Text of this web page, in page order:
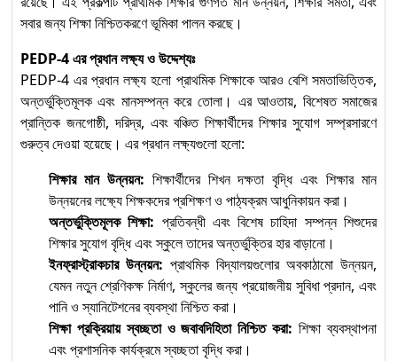
Standards অনুযায়ী Level-2
Solar Electrical System
Installation and
Maintenance (Level-1) :
Competency Standards
সবার জন্য শিক্ষা নিশ্চিতকরণে ভূমিকা পালন করছে।
PEDP-4 এর প্রধান লক্ষ্য ও উদ্দেশ্যঃ
PEDP-4 এর প্রধান লক্ষ্য হলো প্রাথমিক শিক্ষাকে আরও বেশি সমতাভিত্তিক,
অন্তর্ভুক্তিমূলক এবং মানসম্পন্ন করে তোলা। এর আওতায়, বিশেষত সমাজের
প্রান্তিক জনগোষ্ঠী, দরিদ্র, এবং বঞ্চিত শিক্ষার্থীদের শিক্ষার সুযোগ সম্প্রসারণে
গুরুত্ব দেওয়া হয়েছে। এর প্রধান লক্ষ্যগুলো হলো:
শিক্ষার মান উন্নয়ন: শিক্ষার্থীদের শিখন দক্ষতা বৃদ্ধি এবং শিক্ষার মান
উন্নয়নের লক্ষ্যে শিক্ষকদের প্রশিক্ষণ ও পাঠ্যক্রম আধুনিকায়ন করা।
অন্তর্ভুক্তিমূলক শিক্ষা: প্রতিবন্ধী এবং বিশেষ চাহিদা সম্পন্ন শিশুদের
শিক্ষার সুযোগ বৃদ্ধি এবং স্কুলে তাদের অন্তর্ভুক্তির হার বাড়ানো।
ইনফ্রাস্ট্রাকচার উন্নয়ন: প্রাথমিক বিদ্যালয়গুলোর অবকাঠামো উন্নয়ন,
যেমন নতুন শ্রেণিকক্ষ নির্মাণ, স্কুলের জন্য প্রয়োজনীয় সুবিধা প্রদান, এবং
পানি ও স্যানিটেশনের ব্যবস্থা নিশ্চিত করা।
শিক্ষা প্রক্রিয়ায় স্বচ্ছতা ও জবাবদিহিতা নিশ্চিত করা: শিক্ষা ব্যবস্থাপনা
এবং প্রশাসনিক কার্যক্রমে স্বচ্ছতা বৃদ্ধি করা।